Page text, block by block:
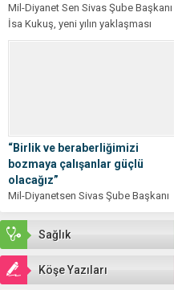
Mil-Diyanet Sen Sivas Şube Başkanı
İsa Kukuş, yeni yılın yaklaşması
münasebetiyle “Yılbaşının Bizim İçin
“Birlik ve beraberliğimizi
bozmaya çalışanlar güçlü
olacağız”
Mil-Diyanetsen Sivas Şube Başkanı
İsa KUKUŞ birlik ve beraberliğimizi
bozmaya çalışanlara inat Kurban
Bayramının bu...
Sağlık
Köşe Yazıları